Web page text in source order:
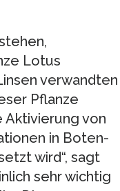
Lotus
verwandten
Pflanze
Aktivierung von
in Boten-
wird“, sagt
sehr wichtig